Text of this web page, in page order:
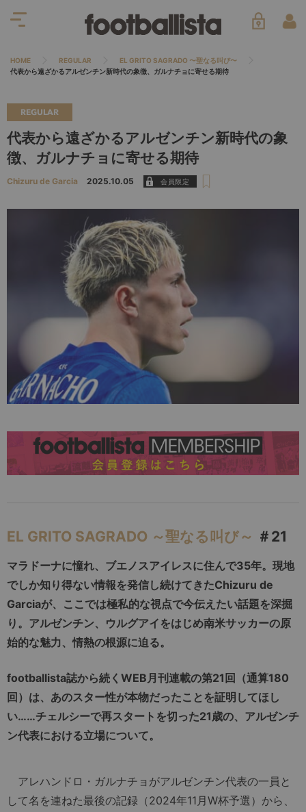
HOME REGULAR
EL GRITO SAGRADO 〜聖なる叫び〜
代表から遠ざかるアルゼンチン新時代の象徴、ガルナチョに寄せる期待
REGULAR
代表から遠ざかるアルゼンチン新時代の象
徴、ガルナチョに寄せる期待
Chizuru de Garcia 2025.10.05
EL GRITO SAGRADO ～聖なる叫び～ ＃21
マラドーナに憧れ、ブエノスアイレスに住んで35年。現地
でしか知り得ない情報を発信し続けてきたChizuru de
Garciaが、ここでは極私的な視点で今伝えたい話題を深掘
り。 アルゼンチン、ウルグアイをはじめ南米サッカーの原
始的な魅力、情熱の根源に迫る。
footballista誌から続く WEB月刊連載の第21 回（通算180
回）は、 あのスター性が本物だったことを証明してほし
い……チェルシーで再スタートを切った21歳の、アルゼンチ
ン代表における立場について。
アレハンドロ・ガルナチョがアルゼンチン代表の一員と
して名を連ねた最後の記録（2024年11月W杯予選）から、